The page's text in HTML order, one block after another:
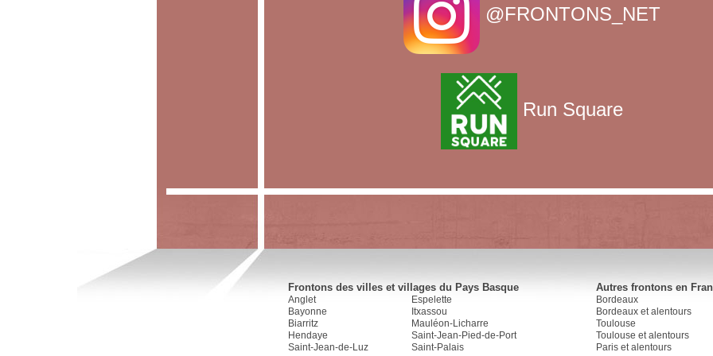
@FRONTONS_NET
Run Square
Frontons des villes et villages du Pays Basque
Anglet
Bayonne
Biarritz
Hendaye
Saint-Jean-de-Luz
Espelette
Itxassou
Mauléon-Licharre
Saint-Jean-Pied-de-Port
Saint-Palais
Autres frontons en
Bordeaux
Bordeaux et alentours
Toulouse
Toulouse et alentours
Paris et alentours